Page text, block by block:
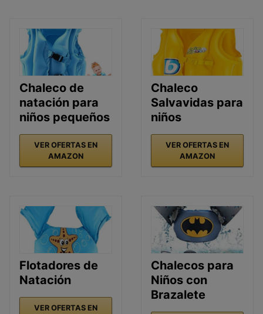
Chaleco de
natación para
niños pequeños
VER OFERTAS EN
AMAZON
Chaleco
Salvavidas para
niños
VER OFERTAS EN
AMAZON
Flotadores de
Natación
VER OFERTAS EN
Chalecos para
Niños con
Brazalete